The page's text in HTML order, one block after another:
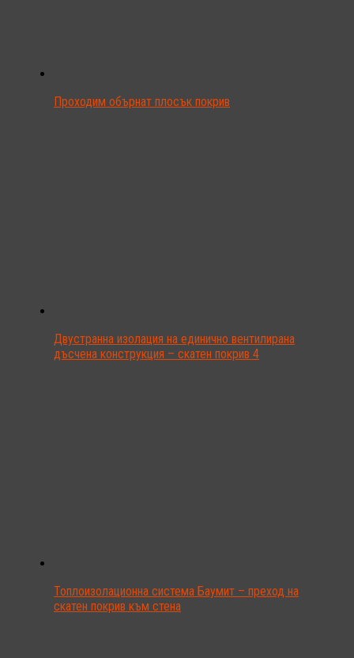
Проходим обърнат плосък покрив
Двустранна изолация на единично вентилирана
дъсчена конструкция – скатен покрив 4
Топлоизолационна система Баумит – преход на
скатен покрив към стена